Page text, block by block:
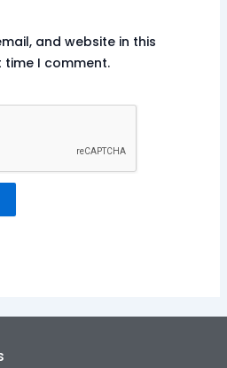
and website in this
I comment.